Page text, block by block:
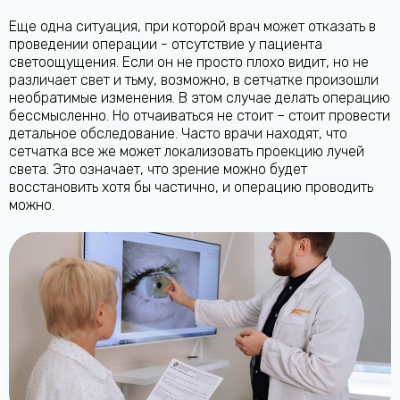
Еще одна ситуация, при которой врач может отказать в
проведении операции - отсутствие у пациента
светоощущения. Если он не просто плохо видит, но не
различает свет и тьму, возможно, в сетчатке произошли
необратимые изменения. В этом случае делать операцию
бессмысленно. Но отчаиваться не стоит – стоит провести
детальное обследование. Часто врачи находят, что
сетчатка все же может локализовать проекцию лучей
света. Это означает, что зрение можно будет
восстановить хотя бы частично, и операцию проводить
можно.